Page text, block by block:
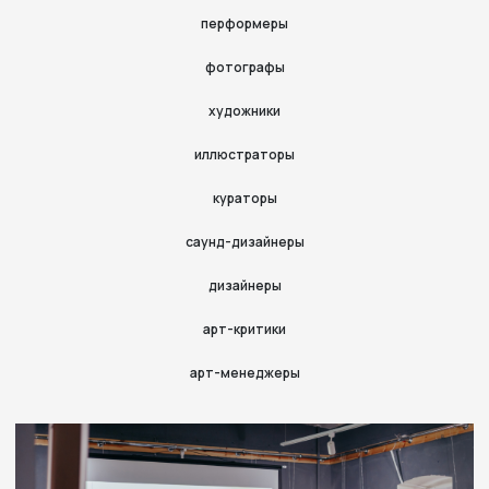
перформеры
фотографы
художники
иллюстраторы
кураторы
саунд-дизайнеры
дизайнеры
арт-критики
арт-менеджеры